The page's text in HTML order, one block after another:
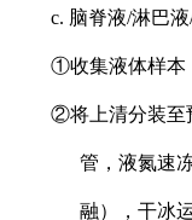
c. 脑脊液/淋巴
①收集液体样本
②将上清分装至
管，液氮速
融），干冰